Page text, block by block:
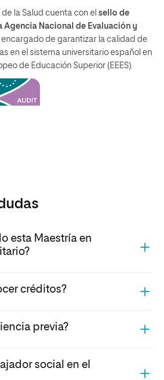
la Salud cuenta con el sello de
Nacional de Evaluación y
encargado de garantizar la calidad de
en el sistema universitario español en
de Educación Superior (EEES).
esta Maestría en
créditos?
previa?
social en el